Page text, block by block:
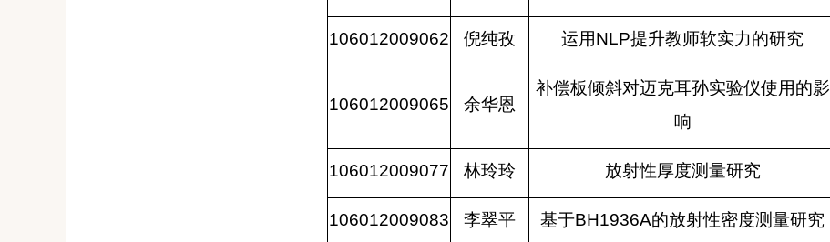
106012009062 倪纯孜 运用NLP提升教师软实力的研究
106012009065 余华恩
补偿板倾斜对迈克耳孙实验仪使用的影
响
106012009077 林玲玲 放射性厚度测量研究
106012009083 李翠平 基于BH1936A的放射性密度测量研究